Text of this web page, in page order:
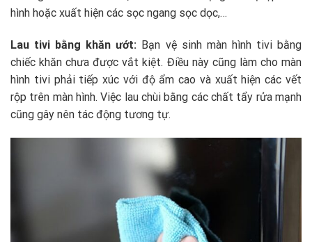
hình hoặc xuất hiện các sọc ngang sọc dọc,…
Lau tivi bằng khăn ướt: Bạn vệ sinh màn hình tivi bằng
chiếc khăn chưa được vắt kiệt. Điều này cũng làm cho màn
hình tivi phải tiếp xúc với độ ẩm cao và xuất hiện các vết
rộp trên màn hình. Việc lau chùi bằng các chất tẩy rửa mạnh
cũng gây nên tác động tương tự.